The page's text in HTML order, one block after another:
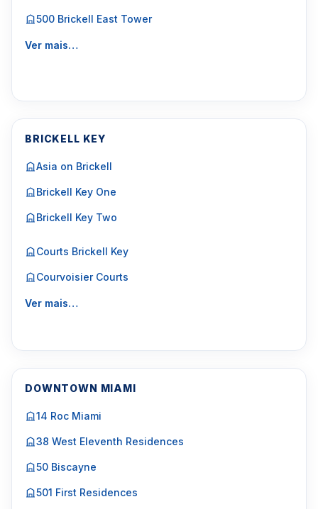
500 Brickell East Tower
Ver mais…
BRICKELL KEY
Asia on Brickell
Brickell Key One
Brickell Key Two
Courts Brickell Key
Courvoisier Courts
Ver mais…
DOWNTOWN MIAMI
14 Roc Miami
38 West Eleventh Residences
50 Biscayne
501 First Residences